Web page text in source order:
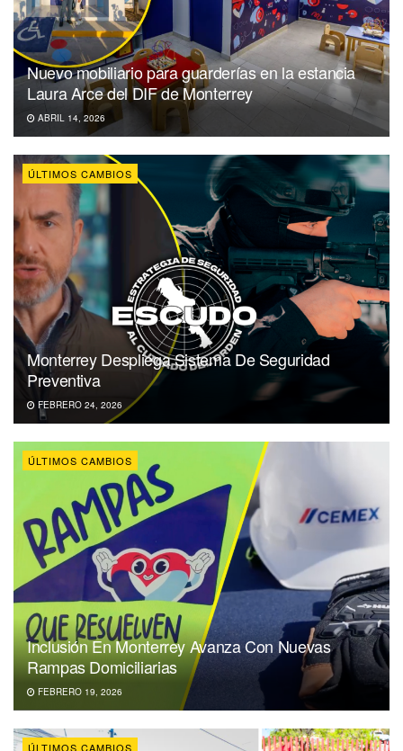
Nuevo mobiliario para guarderías en la estancia
Laura Arce del DIF de Monterrey
ABRIL 14, 2026
ÚLTIMOS CAMBIOS
Monterrey Despliega Sistema De Seguridad
Preventiva
FEBRERO 24, 2026
ÚLTIMOS CAMBIOS
Inclusión En Monterrey Avanza Con Nuevas
Rampas Domiciliarias
FEBRERO 19, 2026
ÚLTIMOS CAMBIOS